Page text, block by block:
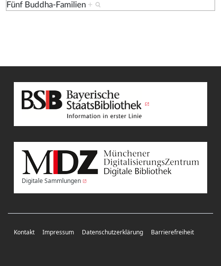
Fünf Buddha-Familien +
Digitale Sammlungen
Kontakt Impressum Datenschutzerklärung Barrierefreiheit